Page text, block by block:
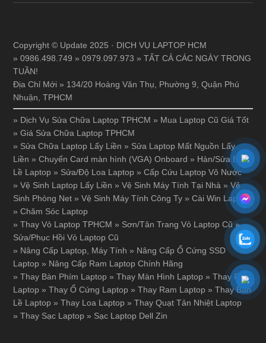
Copyright © Update 2025 · DỊCH VỤ LAPTOP HCM
» 0986.498.749 » 0979.097.973 » TẤT CẢ CÁC NGÀY TRONG
TUẦN!
Địa Chỉ Mới » 134/20 Hoàng Văn Thụ, Phường 9, Quận Phú
Nhuận, TPHCM
» Dịch Vụ Sửa Chữa Laptop TPHCM » Mua Laptop Cũ Giá Tốt
»Giá Sửa Chữa Laptop TPHCM
» Sửa Chữa Laptop Lấy Liền » Sửa Laptop Mất Nguồn Lấy
Liền »Chuyển Card màn hình (VGA) Onboard » Hàn/Sửa Bản
Lề Laptop » Sửa/Độ Loa Laptop »Cấp Cứu Laptop Vô Nước
»Vệ Sinh Laptop Lấy Liền »Vệ Sinh Máy Tính Tại Nhà »Vệ
Sinh Phòng Net »Vệ Sinh Máy Tính Công Ty »Cài Win Laptop
»Chăm Sóc Laptop
»Thay Vỏ Laptop TPHCM » Sơn/Tân Trang Vỏ Laptop Cũ»
Sửa/Phục Hồi Vỏ Laptop Cũ
» Nâng Cấp Laptop, Máy Tính » Nâng Cấp Ổ Cứng SSD
Laptop » Nâng Cấp Ram Laptop Chính Hãng
»Thay Bàn Phím Laptop »Thay Màn Hình Laptop »Thay Pin
Laptop »Thay Ổ Cứng Laptop »Thay Ram Laptop »Thay Bản
Lề Laptop »Thay Loa Laptop »Thay Quạt Tản Nhiệt Laptop
»Thay Sạc Laptop » Sạc Laptop Dell Zin